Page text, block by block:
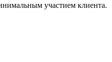
участием клиента.